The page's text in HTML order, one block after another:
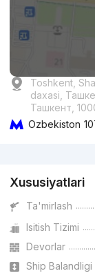
Toshkent,
daxasi,
Ташкент,
Ozbekiston
Xususiyatlari
Ta'mirlash
Isitish Tizimi
Devorlar
Ship Balandligi